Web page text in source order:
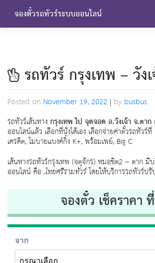
content
จองตั๋วรถทัวร์ระบบออนไลน์
รถทัวร์ กรุงเทพ – วัง
Posted on November 19, 2022 | by busbus
รถทัวร์เส้นทาง กรุงเทพ ไป จุดจอด อ.วังเจ้า จ.ตาก
ออนไลน์แล้ว เลือกที่นั่งได้เอง เลือกจ่ายค่าตั๋วรถทัวร์
เครดิต, โมบายแบงค์กิ้ง K+, พร้อมเพย์, Big C
เส้นทางรถทัวร์กรุงเทพ (จตุจักร) หมอชิต2 – ตาก มี
ออนไลน์ คือ,ไทยศรีรามทัวร์โดยให้บริการรถทัวร์ป
จองตั๋ว เช็คราคา